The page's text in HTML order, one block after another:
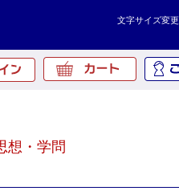
文字サイズ変更
想・学問